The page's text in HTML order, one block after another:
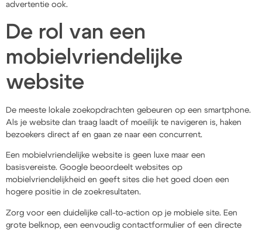
advertentie ook.
De rol van een
mobielvriendelijke
website
De meeste lokale zoekopdrachten gebeuren op een smartphone.
Als je website dan traag laadt of moeilijk te navigeren is, haken
bezoekers direct af en gaan ze naar een concurrent.
Een mobielvriendelijke website is geen luxe maar een
basisvereiste. Google beoordeelt websites op
mobielvriendelijkheid en geeft sites die het goed doen een
hogere positie in de zoekresultaten.
Zorg voor een duidelijke call-to-action op je mobiele site. Een
grote belknop, een eenvoudig contactformulier of een directe